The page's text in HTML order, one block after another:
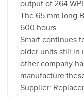
output of 264
The 65 mm long
600 hours.
Smart continues
older units still in
other company
manufacture
Supplier: